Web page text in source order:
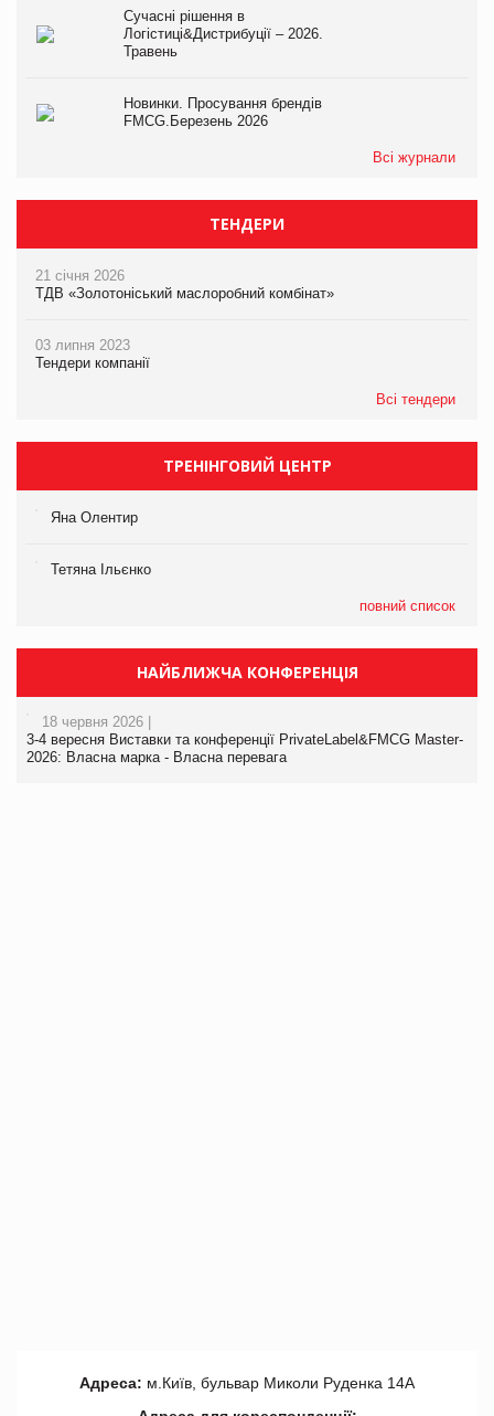
Сучасні рішення в
Логістиці&Дистрибуції – 2026.
Травень
Новинки. Просування брендів
FMCG.Березень 2026
Всі журнали
ТЕНДЕРИ
21 січня 2026
ТДВ «Золотоніський маслоробний комбінат»
03 липня 2023
Тендери компанії
Всі тендери
ТРЕНІНГОВИЙ ЦЕНТР
Яна Олентир
Тетяна Ільєнко
повний список
НАЙБЛИЖЧА КОНФЕРЕНЦІЯ
18 червня 2026 |
3-4 вересня Виставки та конференції PrivateLabel&FMCG Master-
2026: Власна марка - Власна перевага
Адреса: м.Київ, бульвар Миколи Руденка 14А